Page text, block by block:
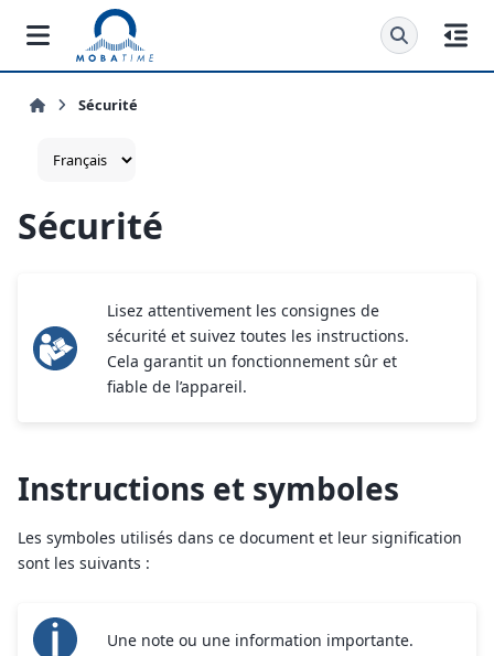
Sécurité
Sécurité
Lisez attentivement les consignes de
sécurité et suivez toutes les instructions.
Cela garantit un fonctionnement sûr et
fiable de l’appareil.
Instructions et symboles
Les symboles utilisés dans ce document et leur signification
sont les suivants :
Une note ou une information importante.